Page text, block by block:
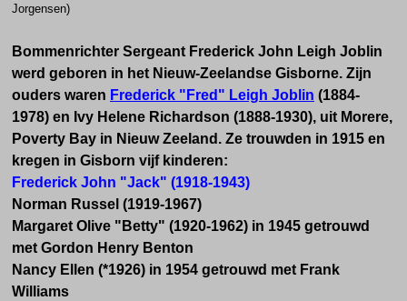
Jorgensen)
Bommenrichter Sergeant Frederick John Leigh Joblin
werd geboren in het Nieuw-Zeelandse Gisborne. Zijn
ouders waren Frederick "Fred" Leigh Joblin (1884-
1978) en Ivy Helene Richardson (1888-1930), uit Morere,
Poverty Bay in Nieuw Zeeland. Ze trouwden in 1915 en
kregen in Gisborn vijf kinderen:
Frederick John "Jack" (1918-1943)
Norman Russel (1919-1967)
Margaret Olive "Betty" (1920-1962) in 1945 getrouwd
met Gordon Henry Benton
Nancy Ellen (*1926) in 1954 getrouwd met Frank
Williams